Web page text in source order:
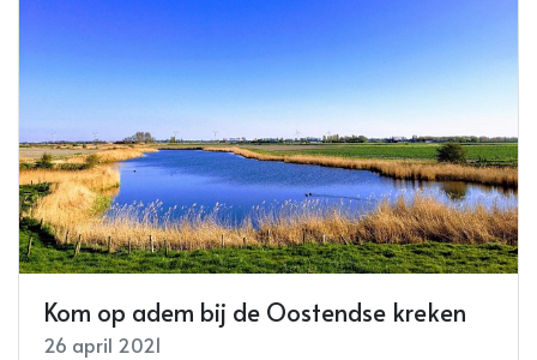
Kom op adem bij de Oostendse kreken
26 april 2021